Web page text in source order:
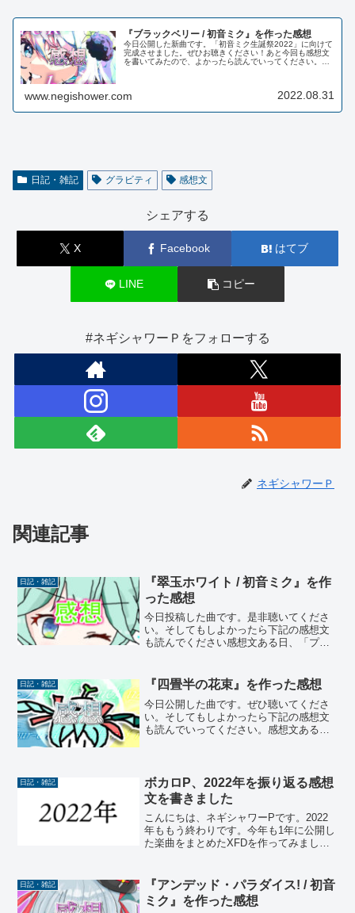
『ブラックベリー / 初音ミク』を作った感想
今日公開した新曲です。「初音ミク生誕祭2022」に向けて
完成させました。ぜひお聴きください！あと今回も感想文
を書いてみたので、よかったら読んでいってください。感
www.negishower.com 2022.08.31
日記・雑記 グラビティ 感想文
シェアする
X Facebook はてブ
LINE コピー
#ネギシャワーＰをフォローする
ネギシャワーＰ
関連記事
日記・雑記
『翠玉ホワイト / 初音ミク』を作
った感想
今日投稿した曲です。是非聴いてくださ
い。そしてもしよかったら下記の感想文
も読んでください感想文ある日、「プロ
る「一緒に作ろう！第１回楽曲コンテス
トプロセカN...
日記・雑記 『四畳半の花束』を作った感想
今日公開した曲です。ぜひ聴いてくださ
い。そしてもしよかったら下記の感想文
も読んでいってください。感想文ある日
しまう時限爆弾が...
日記・雑記
ボカロP、2022年を振り返る感想
文を書きました
こんにちは、ネギシャワーPです。2022
年ももう終わりです。今年も1年に公開し
た楽曲をまとめたXFDを作ってみまし
文」を書きました！よかったら読んでい
ってください！早速...
日記・雑記
『アンデッド・パラダイス! / 初音
ミク』を作った感想